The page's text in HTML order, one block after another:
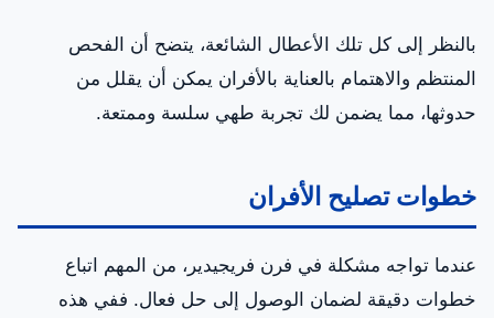
بالنظر إلى كل تلك الأعطال الشائعة، يتضح أن الفحص
المنتظم والاهتمام بالعناية بالأفران يمكن أن يقلل من
حدوثها، مما يضمن لك تجربة طهي سلسة وممتعة.
خطوات تصليح الأفران
عندما تواجه مشكلة في فرن فريجيدير، من المهم اتباع
خطوات دقيقة لضمان الوصول إلى حل فعال. ففي هذه